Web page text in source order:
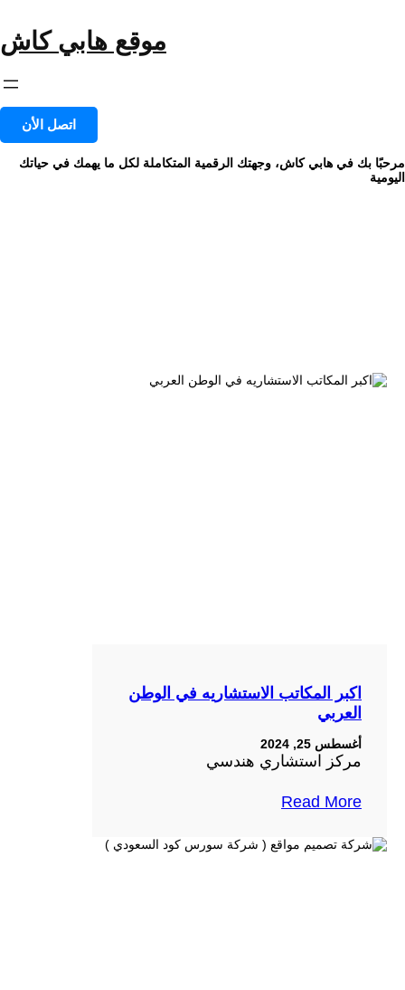
موقع هابي كاش
اتصل الأن
مرحبًا بك في هابي كاش، وجهتك الرقمية المتكاملة لكل ما يهمك في حياتك
اليومية
اكبر المكاتب الاستشاريه في الوطن
العربي
أغسطس 25, 2024
مركز استشاري هندسي
Read More